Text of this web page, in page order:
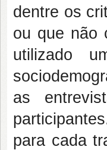
dentre os
ou que não
utilizado
as
para cada